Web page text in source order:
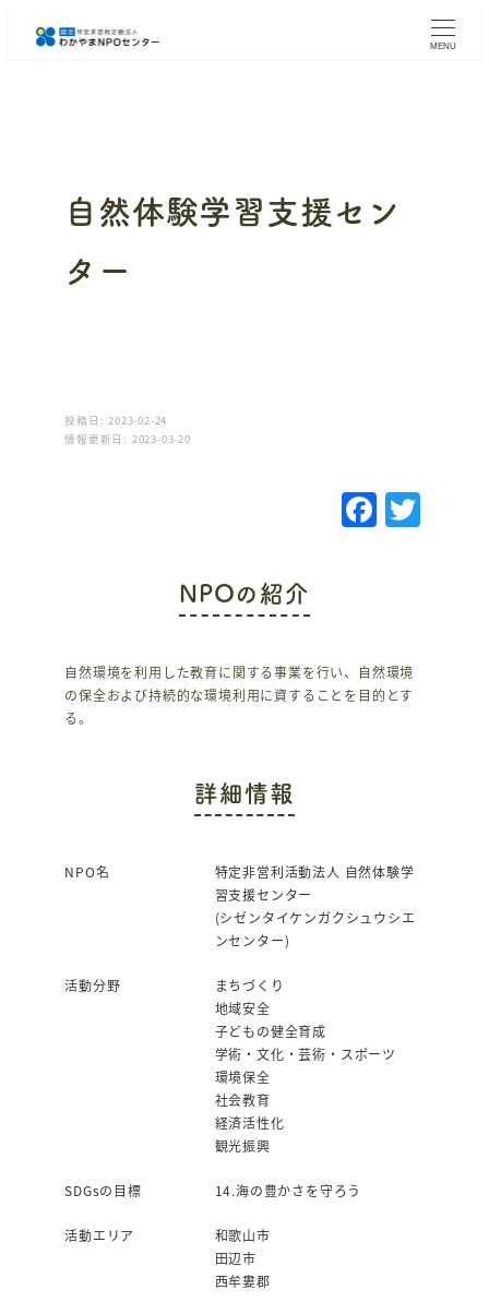
MENU
自然体験学習支援セン
ター
投稿日: 2023-02-24
情報更新日: 2023-03-20
F
a
o
o
T
NPOの紹介
自然環境を利用した教育に関する事業を行い、自然環境
の保全および持続的な環境利用に資することを目的とす
る。
詳細情報
NPO名
特定非営利活動法人 自然体験学
習支援センター
(シゼンタイケンガクシュウシエ
ンセンター)
活動分野
まちづくり
地域安全
子どもの健全育成
学術・文化・芸術・スポーツ
環境保全
社会教育
経済活性化
観光振興
SDGsの目標 14.海の豊かさを守ろう
活動エリア
和歌山市
田辺市
西牟婁郡